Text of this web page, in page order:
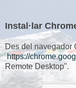
Instal·lar
Des del navegador
https://
Remote Desktop".